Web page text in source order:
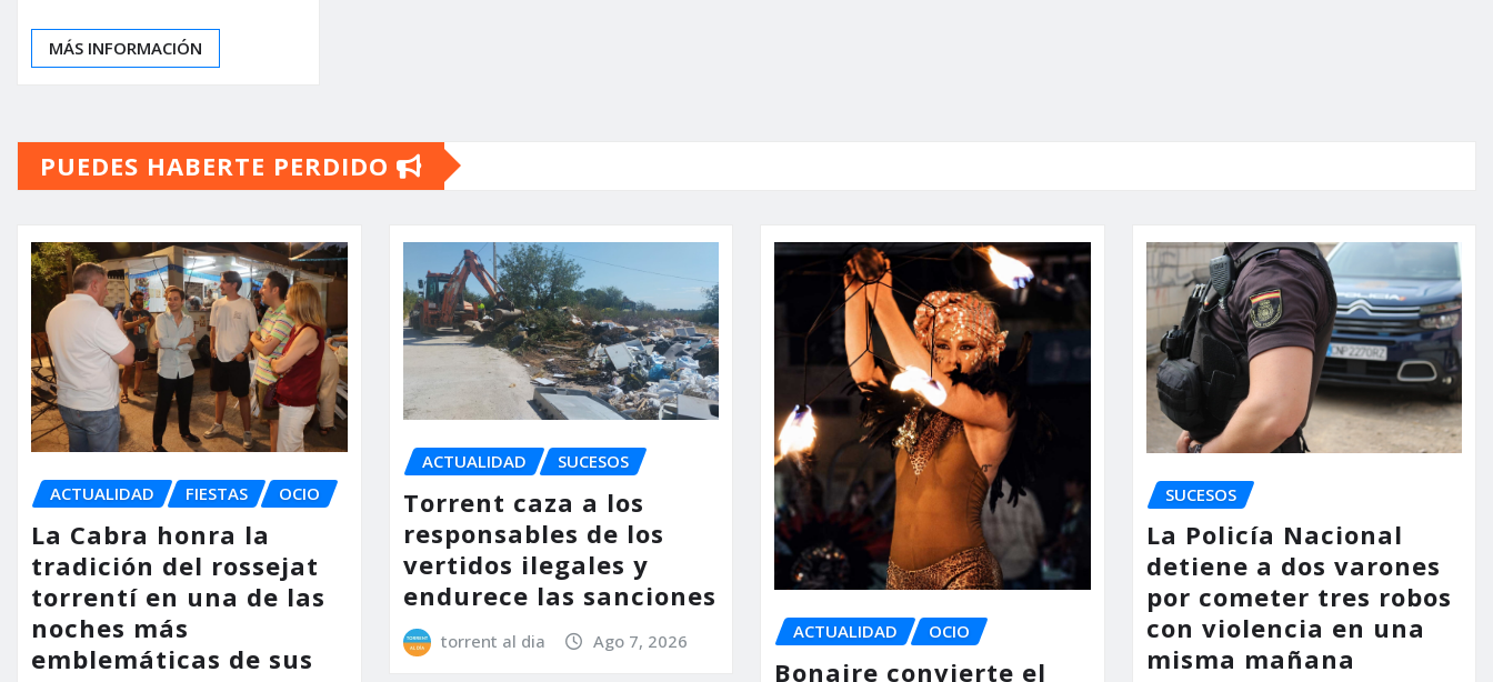
MÁS INFORMACIÓN
PUEDES HABERTE PERDIDO
ACTUALIDAD FIESTAS OCIO
La Cabra honra la
tradición del rossejat
torrentí en una de las
noches más
emblemáticas de sus
ACTUALIDAD SUCESOS
Torrent caza a los
responsables de los
vertidos ilegales y
endurece las sanciones
torrent al dia Ago 7, 2026 ACTUALIDAD OCIO
Bonaire convierte el
SUCESOS
La Policía Nacional
detiene a dos varones
por cometer tres robos
con violencia en una
misma mañana